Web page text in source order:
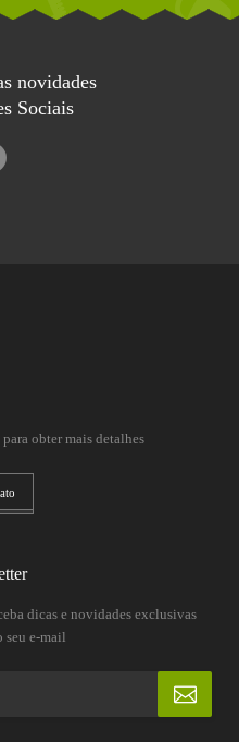
novidades
Sociais
obter mais detalhes
dicas e novidades exclusivas
seu e-mail